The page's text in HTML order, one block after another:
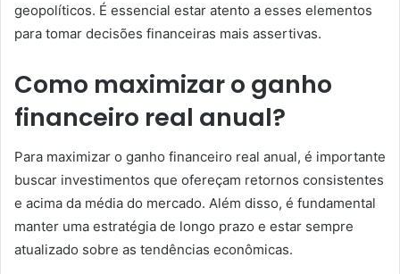
geopolíticos. É essencial estar atento a esses elementos
para tomar decisões financeiras mais assertivas.
Como maximizar o ganho
financeiro real anual?
Para maximizar o ganho financeiro real anual, é importante
buscar investimentos que ofereçam retornos consistentes
e acima da média do mercado. Além disso, é fundamental
manter uma estratégia de longo prazo e estar sempre
atualizado sobre as tendências econômicas.